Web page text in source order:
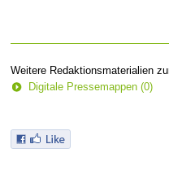
Weitere Redaktionsmaterialien
Digitale Pressemappen (0)